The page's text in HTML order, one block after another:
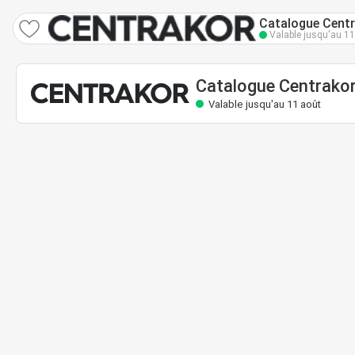
Catalogue Centrakor
Valable jusqu'au 11 août
Catalogue
Valable jusqu'au 11 août